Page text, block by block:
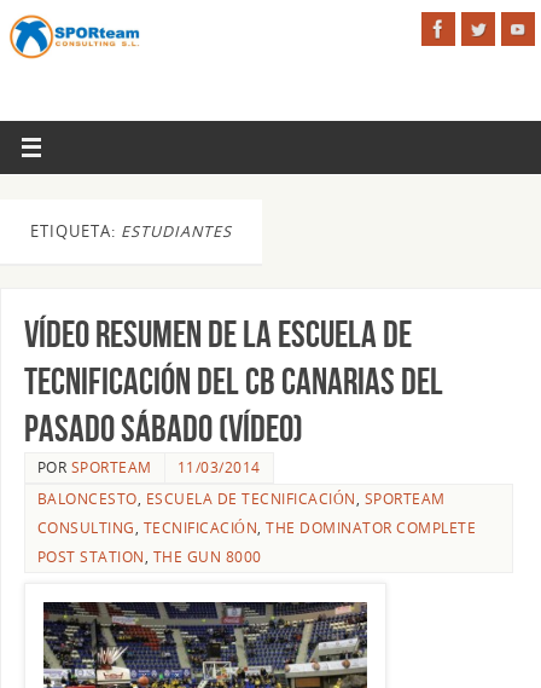
ETIQUETA: ESTUDIANTES
Vídeo resumen de la Escuela de
Tecnificación del CB Canarias del
pasado sábado (vídeo)
POR SPORTEAM
11/03/2014
BALONCESTO, ESCUELA DE TECNIFICACIÓN, SPORTEAM
CONSULTING, TECNIFICACIÓN,THE DOMINATOR COMPLETE
POST STATION, THE GUN 8000